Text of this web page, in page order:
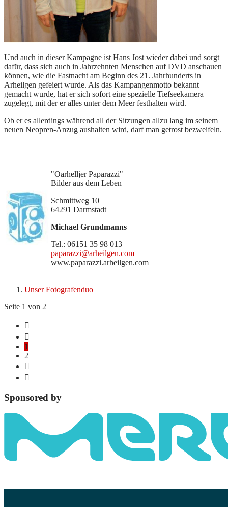
Und auch in dieser Kampagne ist Hans Jost wieder dabei und sorgt
dafür, dass sich auch in Jahrzehnten Menschen auf DVD anschauen
können, wie die Fastnacht am Beginn des 21. Jahrhunderts in
Arheilgen gefeiert wurde. Als das Kampangenmotto bekannt
gemacht wurde, hat er sich sofort eine spezielle Tiefseekamera
zugelegt, mit der er alles unter dem Meer festhalten wird.
Ob er es allerdings während all der Sitzungen allzu lang im seinem
neuen Neopren-Anzug aushalten wird, darf man getrost bezweifeln.
"Oarhelljer Paparazzi"
Bilder aus dem Leben
Schmittweg 10
64291 Darmstadt
Michael Grundmanns
Tel.: 06151 35 98 013
paparazzi@arheilgen.com
www.paparazzi.arheilgen.com
Unser Fotografenduo
Seite 1 von 2
1
2
Sponsored by